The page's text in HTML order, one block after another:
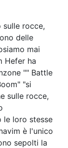
sulle rocce,
delle
mai
Hefer ha
"" Battle
"si
sulle rocce,
le loro stesse
è l'unico
sepolti la